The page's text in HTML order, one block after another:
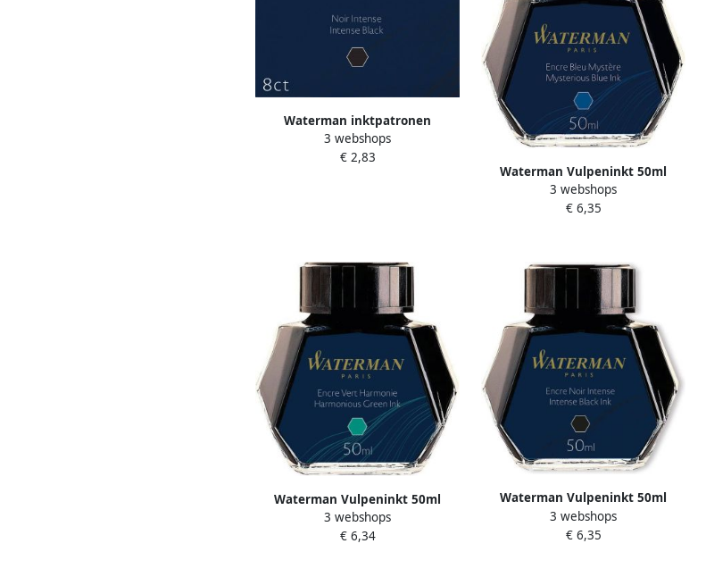
Waterman inktpatronen
Standard zwart pak van 8 stuks
3 webshops
€ 2,83
Waterman Vulpeninkt 50ml
standaard blauw-zwart
3 webshops
€ 6,35
Waterman Vulpeninkt 50ml
harmonieus groen
3 webshops
€ 6,34
Waterman Vulpeninkt 50ml
standaard zwart
3 webshops
€ 6,35